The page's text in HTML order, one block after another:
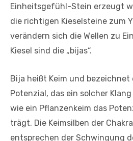
Einheitsgefühl-Stein erzeugt
die richtigen Kieselsteine zum
verändern sich die Wellen zu
Kiesel sind die „bijas“.
Bija heißt Keim und
Potenzial, das ein solcher
wie ein Pflanzenkeim das
trägt. Die Keimsilben der
entsprechen der Schwingung